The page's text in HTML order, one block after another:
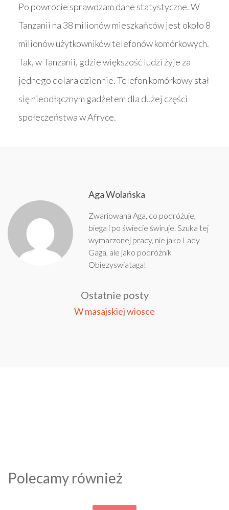
Po powrocie sprawdzam dane statystyczne. W
Tanzanii na 38 milionów mieszkańców jest około 8
milionów użytkowników telefonów komórkowych.
Tak, w Tanzanii, gdzie większość ludzi żyje za
jednego dolara dziennie. Telefon komórkowy stał
się nieodłącznym gadżetem dla dużej części
społeczeństwa w Afryce.
Aga Wolańska
Zwariowana Aga, co podróżuje,
biega i po świecie świruje. Szuka tej
wymarzonej pracy, nie jako Lady
Gaga, ale jako podróżnik
Obiezyswiataga!
Ostatnie posty
W masajskiej wiosce
Polecamy również